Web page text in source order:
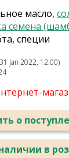
масло,
семена
специи
Jan 2022, 12:00)
о
в